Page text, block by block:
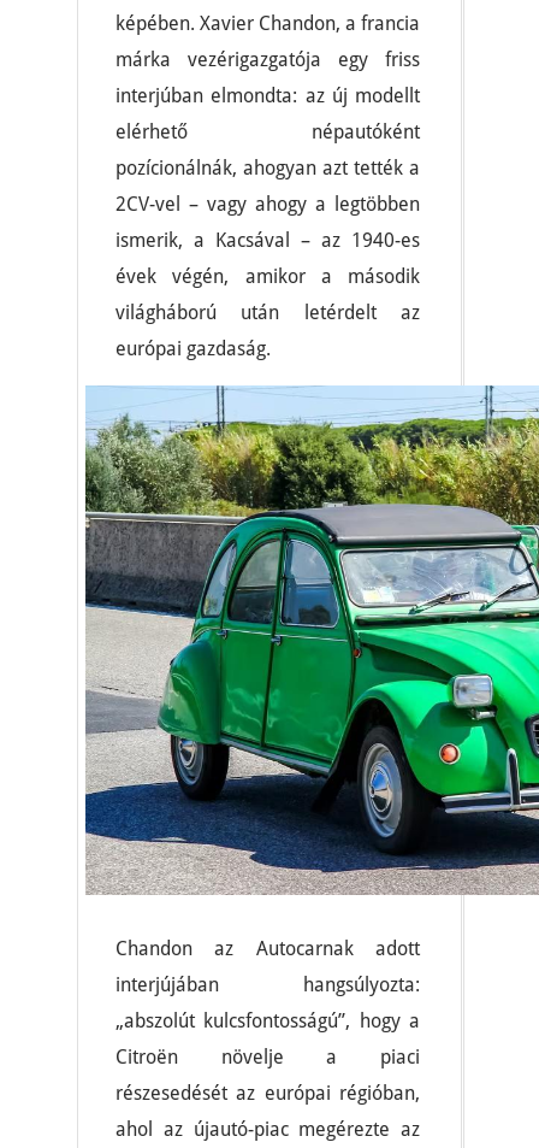
képében. Xavier Chandon, a francia
márka vezérigazgatója egy friss
interjúban elmondta: az új modellt
elérhető népautóként
pozícionálnák, ahogyan azt tették a
2CV-vel – vagy ahogy a legtöbben
ismerik, a Kacsával – az 1940-es
évek végén, amikor a második
világháború után letérdelt az
európai gazdaság.
Chandon az Autocarnak adott
interjújában hangsúlyozta:
„abszolút kulcsfontosságú”, hogy a
Citroën növelje a piaci
részesedését az európai régióban,
ahol az újautó-piac megérezte az